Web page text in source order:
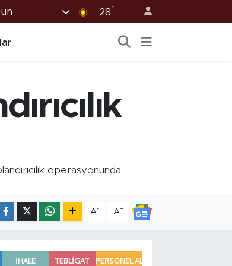
28°
operasyonunda
A- A+